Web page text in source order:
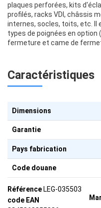
plaques perforées, kits
profilés, racks VDI, châssis
internes, socles, toits, etc.
types de poignées en option
fermeture et came de
Caractéristiques
Dimensions
Garantie
Pays fabrication
Code douane
Référence LEG-035503
code EAN